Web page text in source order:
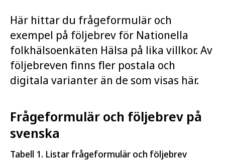
Här hittar du frågeformulär och
exempel på följebrev för Nationella
folkhälsoenkäten Hälsa på lika villkor. Av
följebreven finns fler postala och
digitala varianter än de som visas här.
Frågeformulär och följebrev på
svenska
Tabell 1. Listar frågeformulär och följebrev